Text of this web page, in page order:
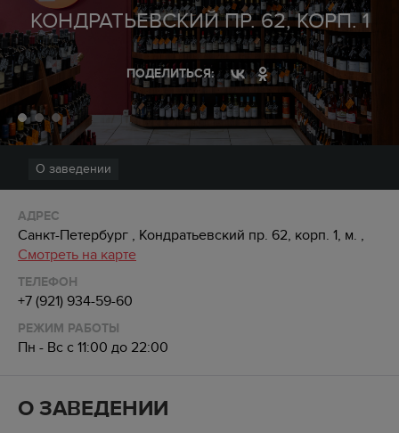
КОНДРАТЬЕВСКИЙ ПР. 62, КОРП. 1
ПОДЕЛИТЬСЯ:
О заведении
АДРЕС
Санкт-Петербург , Кондратьевский пр. 62, корп. 1, м. ,
Смотреть на карте
ТЕЛЕФОН
+7 (921) 934-59-60
РЕЖИМ РАБОТЫ
Пн - Вс с 11:00 до 22:00
О ЗАВЕДЕНИИ